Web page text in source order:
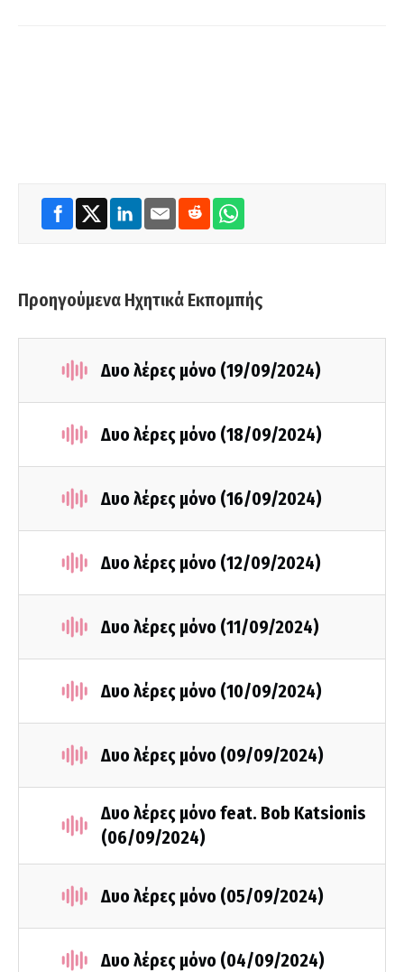
Προηγούμενα Ηχητικά Εκπομπής
Δυο λέρες μόνο (19/09/2024)
Δυο λέρες μόνο (18/09/2024)
Δυο λέρες μόνο (16/09/2024)
Δυο λέρες μόνο (12/09/2024)
Δυο λέρες μόνο (11/09/2024)
Δυο λέρες μόνο (10/09/2024)
Δυο λέρες μόνο (09/09/2024)
Δυο λέρες μόνο feat. Bob Katsionis
(06/09/2024)
Δυο λέρες μόνο (05/09/2024)
Δυο λέρες μόνο (04/09/2024)